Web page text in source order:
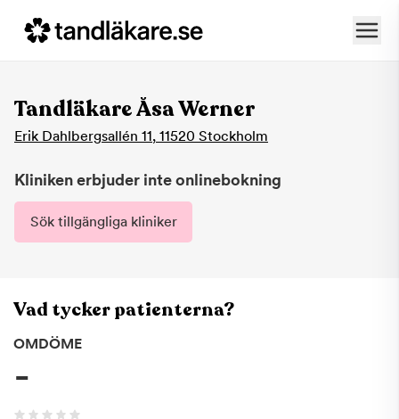
Tandläkare Åsa Werner
Erik Dahlbergsallén 11, 11520 Stockholm
Kliniken erbjuder inte onlinebokning
Sök tillgängliga kliniker
Vad tycker patienterna?
OMDÖME
-